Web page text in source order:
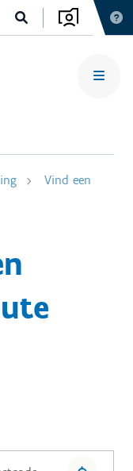
Vind een